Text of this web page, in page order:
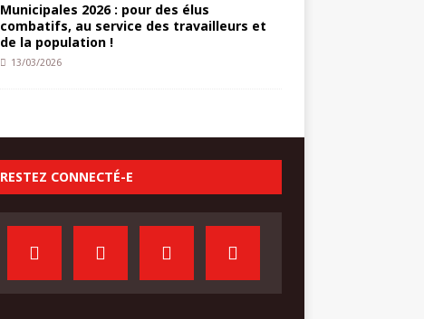
Municipales 2026 : pour des élus
combatifs, au service des travailleurs et
de la population !
13/03/2026
RESTEZ CONNECTÉ-E